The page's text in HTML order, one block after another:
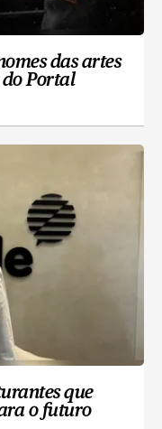
das artes
Portal
que
o futuro